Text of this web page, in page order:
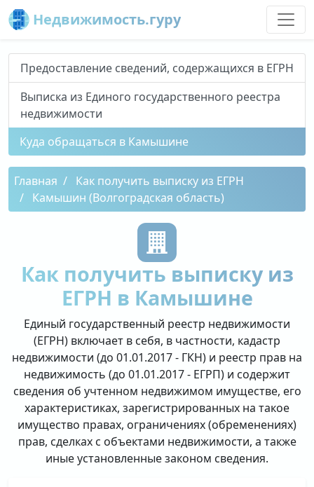
Недвижимость.гуру
Предоставление сведений, содержащихся в ЕГРН
Выписка из Единого государственного реестра
недвижимости
Куда обращаться в Камышине
Главная
Как получить выписку из ЕГРН
Камышин (Волгоградская область)
Как получить выписку из
ЕГРН в Камышине
Единый государственный реестр недвижимости
(ЕГРН) включает в себя, в частности, кадастр
недвижимости (до 01.01.2017 - ГКН) и реестр прав на
недвижимость (до 01.01.2017 - ЕГРП) и содержит
сведения об учтенном недвижимом имуществе, его
характеристиках, зарегистрированных на такое
имущество правах, ограничениях (обременениях)
прав, сделках с объектами недвижимости, а также
иные установленные законом сведения.